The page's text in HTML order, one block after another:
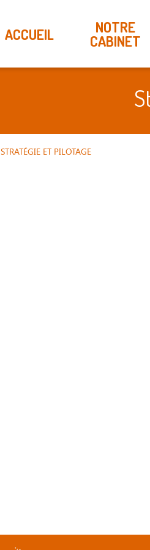
ACCUEIL NOTRE
CABINET
STRATÉGIE ET PILOTAGE